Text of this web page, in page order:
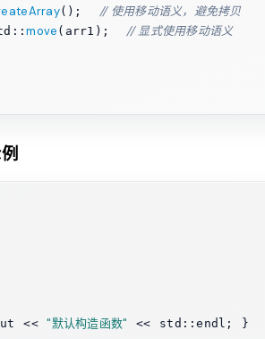
(); // 使用移动语义，避免拷贝
move (arr1); // 显式使用移动语义
<< "默认构造函数" << std::endl; }